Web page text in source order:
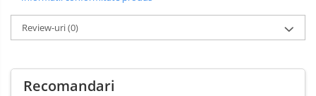
Review-uri(0)
Recomandari